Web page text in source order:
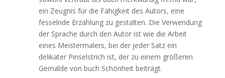
ein Zeugnis für die Fähigkeit des Autors, eine
fesselnde Erzählung zu gestalten. Die Verwendung
der Sprache durch den Autor ist wie die Arbeit
eines Meistermalers, bei der jeder Satz ein
delikater Pinselstrich ist, der zu einem größeren
Gemälde von buch Schönheit beiträgt.